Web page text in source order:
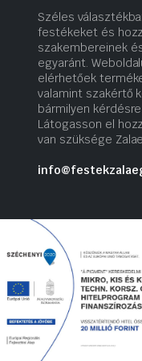
Széles
festékeket és
szakembereinek
egyaránt.
elérhetőek
valamint szakértő
bármilyen
Látogasson el
van szüksége
Copyright 2022 ©